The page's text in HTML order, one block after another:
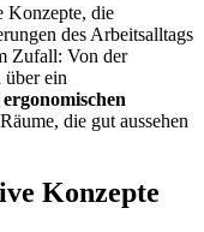
Konzepte, die
des Arbeitsalltags
Zufall: Von der
über ein
ergonomischen
die gut aussehen
Konzepte